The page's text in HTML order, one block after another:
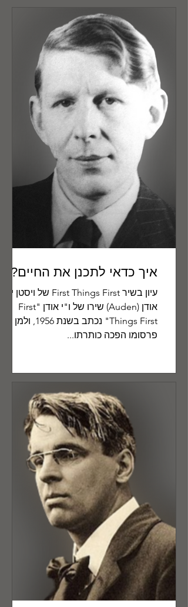
איך כדאי לתכנן את החיים?
עיון בשיר First Things First של ויסטן יו
אודן (Auden) שירו של ו"י אודן "First
Things First" נכתב בשנת 1956, ולמן
פרסומו הפכה כותרתו...